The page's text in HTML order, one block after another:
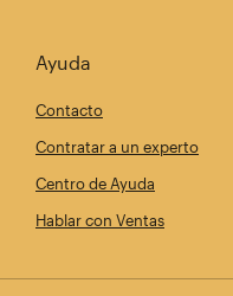
Ayuda
Contacto
Contratar a un experto
Centro de Ayuda
Hablar con Ventas